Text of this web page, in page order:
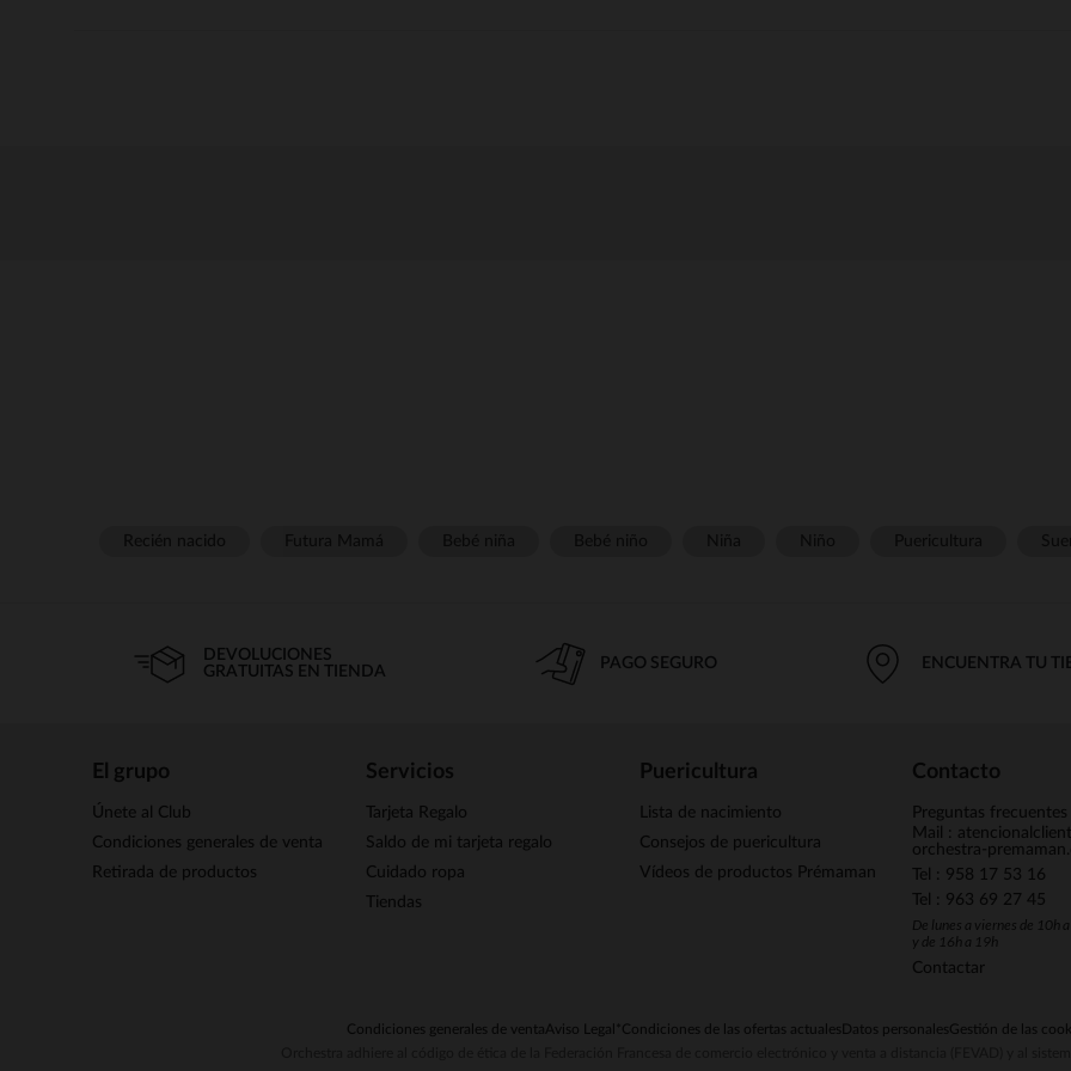
DEVOLUCIONES
GRATUITAS EN TIENDA
PAGO SEGURO ENCUENTRA TU
El grupo
Únete al Club
Condiciones generales de venta
Retirada de productos
Servicios
Tarjeta Regalo
Saldo de mi tarjeta regalo
Cuidado ropa
Tiendas
Puericultura
Lista de nacimiento
Consejos de puericultura
Vídeos de productos Prémaman
Contacto
Preguntas frecuentes
Mail :
orchestra-
Tel : 958 17 53 16
Tel : 963 69 27 45
De lunes a viernes de 10h
y de 16h a 19h
Contactar
Condiciones generales de ventaAviso Legal *Condiciones de las ofertas actuales Datos personalesGestión de las